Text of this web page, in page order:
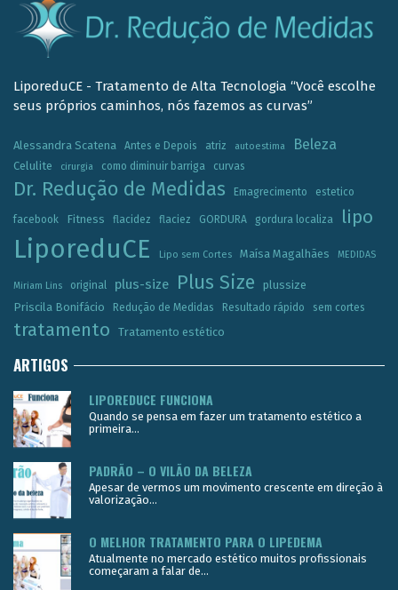
LiporeduCE - Tratamento de Alta Tecnologia “Você escolhe
seus próprios caminhos, nós fazemos as curvas”
Alessandra Scatena Antes e Depois atriz autoestima Beleza
Celulite cirurgia como diminuir barriga curvas
Dr. Redução de Medidas Emagrecimento estetico
facebook Fitness flacidez flaciez GORDURA gordura localiza lipo
LiporeduCE Lipo sem Cortes Maísa Magalhães MEDIDAS
Miriam Lins original plus-size Plus Size
plussize
Priscila Bonifácio
Redução de Medidas Resultado rápido sem cortes
tratamento Tratamento estético
ARTIGOS
LIPOREDUCE FUNCIONA
Quando se pensa em fazer um tratamento estético a
primeira...
PADRÃO – O VILÃO DA BELEZA
Apesar de vermos um movimento crescente em direção à
valorização...
O MELHOR TRATAMENTO PARA O LIPEDEMA
Atualmente no mercado estético muitos profissionais
começaram a falar de...